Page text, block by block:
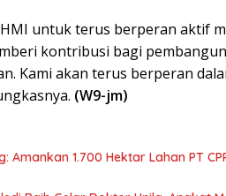
untuk terus berperan aktif
kontribusi bagi
Kami akan terus berperan
(W9-jm)
Amankan 1.700 Hektar Lahan PT